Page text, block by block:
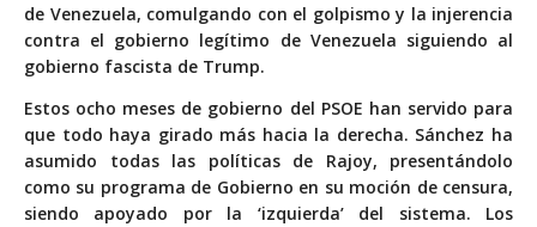
de Venezuela, comulgando con el golpismo y la injerencia
contra el gobierno legítimo de Venezuela siguiendo al
gobierno fascista de Trump.
Estos ocho meses de gobierno del PSOE han servido para
que todo haya girado más hacia la derecha. Sánchez ha
asumido todas las políticas de Rajoy, presentándolo
como su programa de Gobierno en su moción de censura,
siendo apoyado por la ‘izquierda’ del sistema. Los